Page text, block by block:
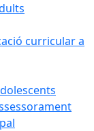
curricular a